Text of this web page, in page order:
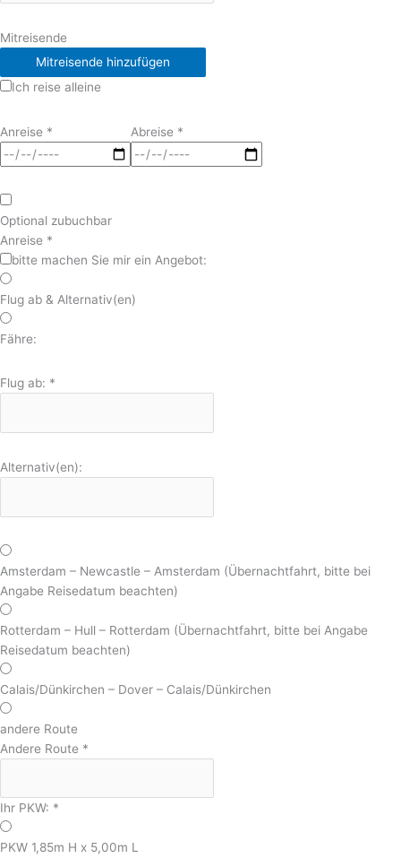
Mitreisende
Mitreisende hinzufügen
Ich reise alleine
Anreise * Abreise *
Optional zubuchbar
Anreise *
bitte machen Sie mir ein Angebot:
Flug ab & Alternativ(en)
Fähre:
Flug ab: *
Alternativ(en):
Amsterdam – Newcastle – Amsterdam (Übernachtfahrt, bitte bei
Angabe Reisedatum beachten)
Rotterdam – Hull – Rotterdam (Übernachtfahrt, bitte bei Angabe
Reisedatum beachten)
Calais/Dünkirchen – Dover – Calais/Dünkirchen
andere Route
Andere Route *
Ihr PKW: *
PKW 1,85m H x 5,00m L